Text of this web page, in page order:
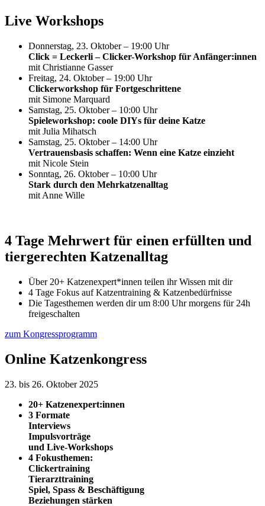
Live Workshops
Donnerstag, 23. Oktober – 19:00 Uhr
Click = Leckerli – Clicker-Workshop für Anfänger:innen
mit Christianne Gasser
Freitag, 24. Oktober – 19:00 Uhr
Clickerworkshop für Fortgeschrittene
mit Simone Marquard
Samstag, 25. Oktober – 10:00 Uhr
Spieleworkshop: coole DIYs für deine Katze
mit Julia Mihatsch
Samstag, 25. Oktober – 14:00 Uhr
Vertrauensbasis schaffen: Wenn eine Katze einzieht
mit Nicole Stein
Sonntag, 26. Oktober – 10:00 Uhr
Stark durch den Mehrkatzenalltag
mit Anne Wille
4 Tage Mehrwert für einen erfüllten und
tiergerechten Katzenalltag
Über 20+ Katzenexpert*innen teilen ihr Wissen mit dir
4 Tage Fokus auf Katzentraining & Katzenbedürfnisse
Die Tagesthemen werden dir um 8:00 Uhr morgens für 24h
freigeschalten
zum Kongressprogramm
Online Katzenkongress
23. bis 26. Oktober 2025
20+ Katzenexpert:innen
3 Formate
Interviews
Impulsvorträge
und Live-Workshops
4 Fokusthemen:
Clickertraining
Tierarzttraining
Spiel, Spass & Beschäftigung
Beziehungen stärken